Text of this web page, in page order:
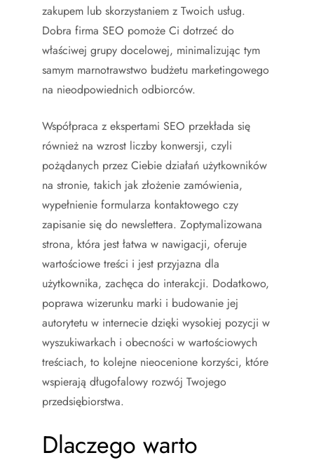
zakupem lub skorzystaniem z Twoich usług.
Dobra firma SEO pomoże Ci dotrzeć do
właściwej grupy docelowej, minimalizując tym
samym marnotrawstwo budżetu marketingowego
na nieodpowiednich odbiorców.
Współpraca z ekspertami SEO przekłada się
również na wzrost liczby konwersji, czyli
pożądanych przez Ciebie działań użytkowników
na stronie, takich jak złożenie zamówienia,
wypełnienie formularza kontaktowego czy
zapisanie się do newslettera. Zoptymalizowana
strona, która jest łatwa w nawigacji, oferuje
wartościowe treści i jest przyjazna dla
użytkownika, zachęca do interakcji. Dodatkowo,
poprawa wizerunku marki i budowanie jej
autorytetu w internecie dzięki wysokiej pozycji w
wyszukiwarkach i obecności w wartościowych
treściach, to kolejne nieocenione korzyści, które
wspierają długofalowy rozwój Twojego
przedsiębiorstwa.
Dlaczego warto